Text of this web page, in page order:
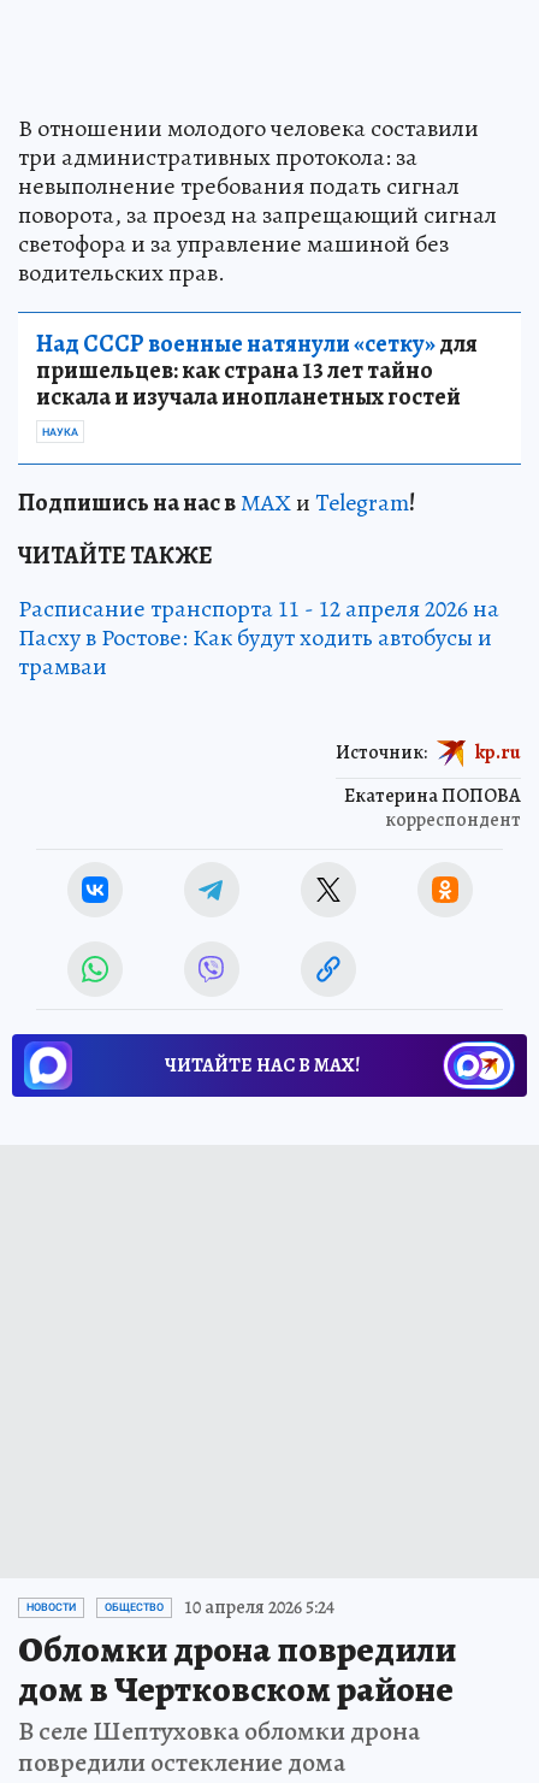
В отношении молодого человека составили
три административных протокола: за
невыполнение требования подать сигнал
поворота, за проезд на запрещающий сигнал
светофора и за управление машиной без
водительских прав.
Над СССР военные натянули «сетку»для
пришельцев: как страна 13 лет тайно
искала и изучала инопланетных гостей
НАУКА
Подпишись на нас вМАХиTelegram!
ЧИТАЙТЕ ТАКЖЕ
Расписание транспорта 11 - 12 апреля 2026 на
Пасху в Ростове: Как будут ходить автобусы и
трамваи
Екатерина ПОПОВА
корреспондент
Источник: kp.ru
ЧИТАЙТЕ НАС В МАХ!
НОВОСТИ ОБЩЕСТВО 10 апреля 2026 5:24
Обломки дрона повредили
дом в Чертковском районе
В селе Шептуховка обломки дрона
повредили остекление дома